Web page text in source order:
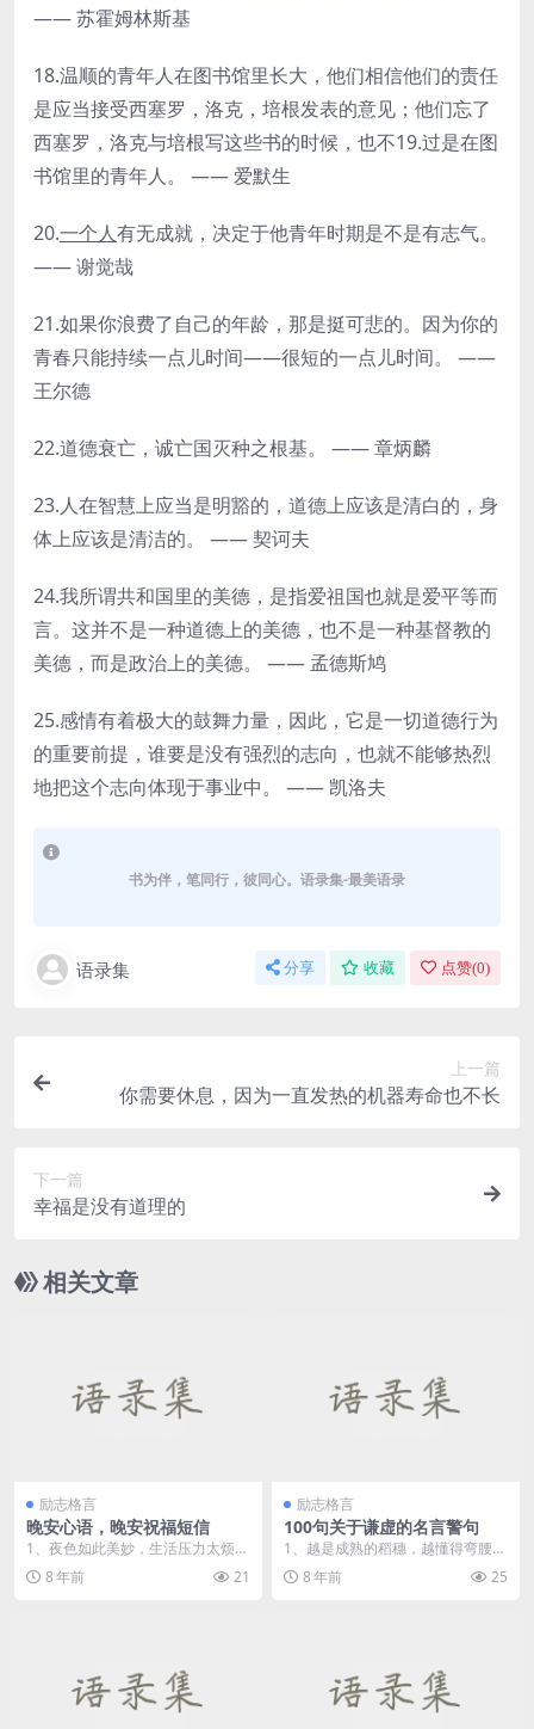
—— 苏霍姆林斯基
18.温顺的青年人在图书馆里长大，他们相信他们的责任
是应当接受西塞罗，洛克，培根发表的意见；他们忘了
西塞罗，洛克与培根写这些书的时候，也不19.过是在图
书馆里的青年人。 —— 爱默生
20.一个人有无成就，决定于他青年时期是不是有志气。
—— 谢觉哉
21.如果你浪费了自己的年龄，那是挺可悲的。因为你的
青春只能持续一点儿时间——很短的一点儿时间。 ——
王尔德
22.道德衰亡，诚亡国灭种之根基。 —— 章炳麟
23.人在智慧上应当是明豁的，道德上应该是清白的，身
体上应该是清洁的。 —— 契诃夫
24.我所谓共和国里的美德，是指爱祖国也就是爱平等而
言。这并不是一种道德上的美德，也不是一种基督教的
美德，而是政治上的美德。 —— 孟德斯鸠
25.感情有着极大的鼓舞力量，因此，它是一切道德行为
的重要前提，谁要是没有强烈的志向，也就不能够热烈
地把这个志向体现于事业中。 —— 凯洛夫
书为伴，笔同行，彼同心。语录集-最美语录
语录集 分享 收藏 点赞(0)
上一篇
你需要休息，因为一直发热的机器寿命也不长
下一篇
幸福是没有道理的
相关文章
励志格言
晚安心语，晚安祝福短信
1、夜色如此美妙，生活压力太烦，
忘掉一切烦恼，安安心心入眠，开
心和你常伴，美梦和...
8 年前 21
励志格言
100句关于谦虚的名言警句
1、越是成熟的稻穗，越懂得弯腰。
2、...
8 年前 25